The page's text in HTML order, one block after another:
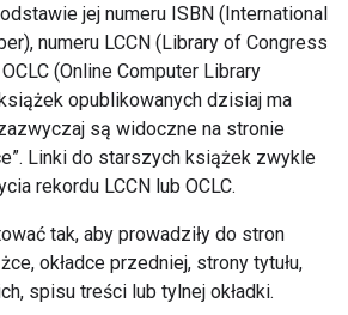
jej numeru ISBN (International
numeru LCCN (Library of Congress
(Online Computer Library
opublikowanych dzisiaj ma
są widoczne na stronie
Linki do starszych książek zwykle
rekordu LCCN lub OCLC.
tak, aby prowadziły do stron
okładce przedniej, strony tytułu,
spisu treści lub tylnej okładki.